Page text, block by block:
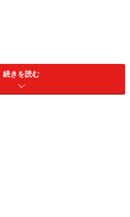
続きを読む